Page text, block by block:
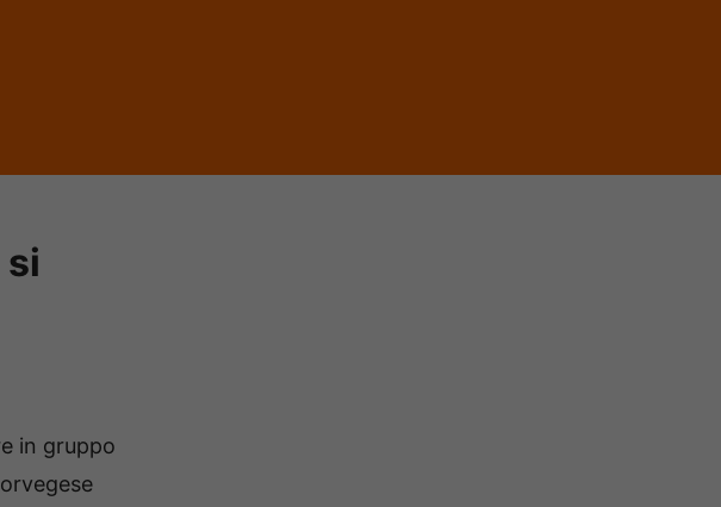
in gruppo